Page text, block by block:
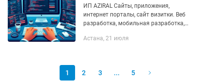
ИП AZIRAL Сайты, приложения,
интернет порталы, сайт визитки. Веб
разработка, мобильная разработка,
Разработка API, Тестирование.
Астана, 21 июля
1 2 3 ... 5